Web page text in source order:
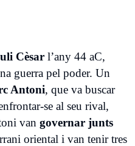
Cèsar l’any 44 aC,
guerra pel poder. Un
Antoni, que va buscar
se al seu rival,
van governar junts
oriental i van tenir tres